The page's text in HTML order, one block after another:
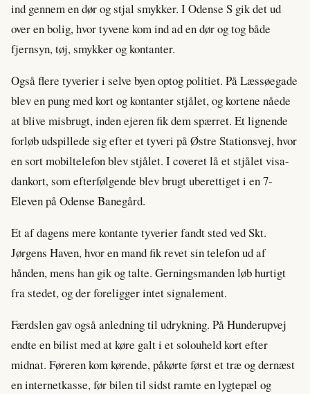
ind gennem en dør og stjal smykker. I Odense S gik det ud
over en bolig, hvor tyvene kom ind ad en dør og tog både
fjernsyn, tøj, smykker og kontanter.
Også flere tyverier i selve byen optog politiet. På Læssøegade
blev en pung med kort og kontanter stjålet, og kortene nåede
at blive misbrugt, inden ejeren fik dem spærret. Et lignende
forløb udspillede sig efter et tyveri på Østre Stationsvej, hvor
en sort mobiltelefon blev stjålet. I coveret lå et stjålet visa-
dankort, som efterfølgende blev brugt uberettiget i en 7-
Eleven på Odense Banegård.
Et af dagens mere kontante tyverier fandt sted ved Skt.
Jørgens Haven, hvor en mand fik revet sin telefon ud af
hånden, mens han gik og talte. Gerningsmanden løb hurtigt
fra stedet, og der foreligger intet signalement.
Færdslen gav også anledning til udrykning. På Hunderupvej
endte en bilist med at køre galt i et solouheld kort efter
midnat. Føreren kom kørende, påkørte først et træ og dernæst
en internetkasse, før bilen til sidst ramte en lygtepæl og